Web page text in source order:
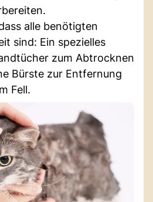
alle benötigten
sind: Ein spezielles
zum Abtrocknen
Bürste zur Entfernung
Fell.